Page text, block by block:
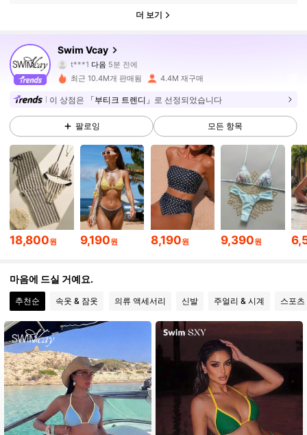
더 보기
Swim Vcay
a***7 가 탐색 중입니다
4.90
600K 팔로워
4.90 600K 팔로워
4.90 600K 팔로워
4.90 600K 팔로워
4.90 600K 팔로워
4.90
4.90 600K 팔로워
최근 10.4M개 판매됨 4.4M 재구매
이 상점은 「부티크 트렌디」 로 선정되었습니다
팔로잉 모든 항목
18,800원 9,190원 8,190원 9,390원
마음에 드실 거예요.
추천순 속옷 & 잠옷 의류 액세서리 신발 주얼리 & 시계 스포